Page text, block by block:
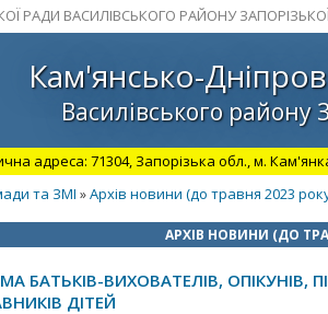
РАДИ ВАСИЛІВСЬКОГО РАЙОНУ
Кам'янсько-
Василівського району
адреса: 71304, Запорізька обл., м.
та ЗМІ »Архів новини (до травня 2023
АРХІВ НОВИНИ (ДО
БАТЬКІВ-ВИХОВАТЕЛІВ, ОПІКУНІВ,
ДІТЕЙ